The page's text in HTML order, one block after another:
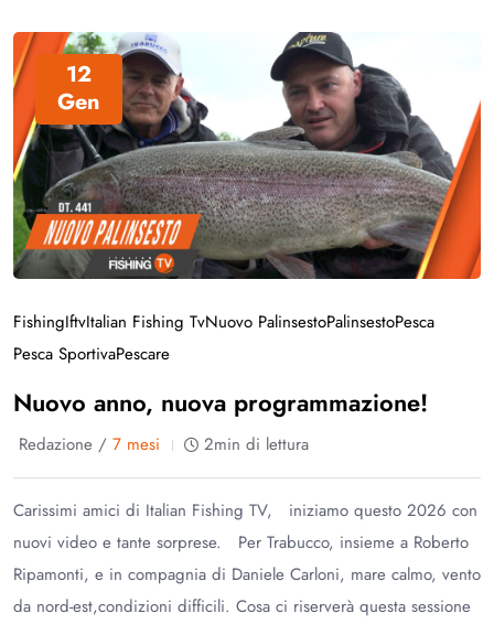
12
Gen
FishingIftvItalian Fishing TvNuovo PalinsestoPalinsestoPesca
Pesca SportivaPescare
Nuovo anno, nuova programmazione!
Redazione / 7 mesi 2min di lettura
Carissimi amici di Italian Fishing TV, iniziamo questo 2026 con
nuovi video e tante sorprese. Per Trabucco, insieme a Roberto
Ripamonti, e in compagnia di Daniele Carloni, mare calmo, vento
da nord-est,condizioni difficili. Cosa ci riserverà questa sessione